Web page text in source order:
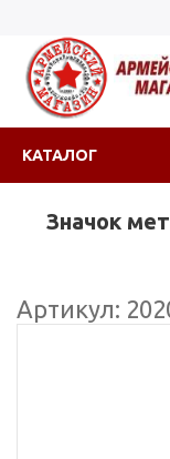
КАТАЛОГ
Значок
Артикул: